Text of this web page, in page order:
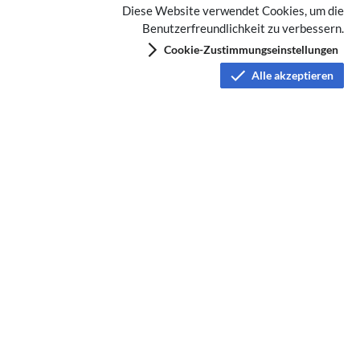
Diese Website verwendet Cookies, um die
Benutzerfreundlichkeit zu verbessern.
Cookie-Zustimmungseinstellungen
Alle akzeptieren